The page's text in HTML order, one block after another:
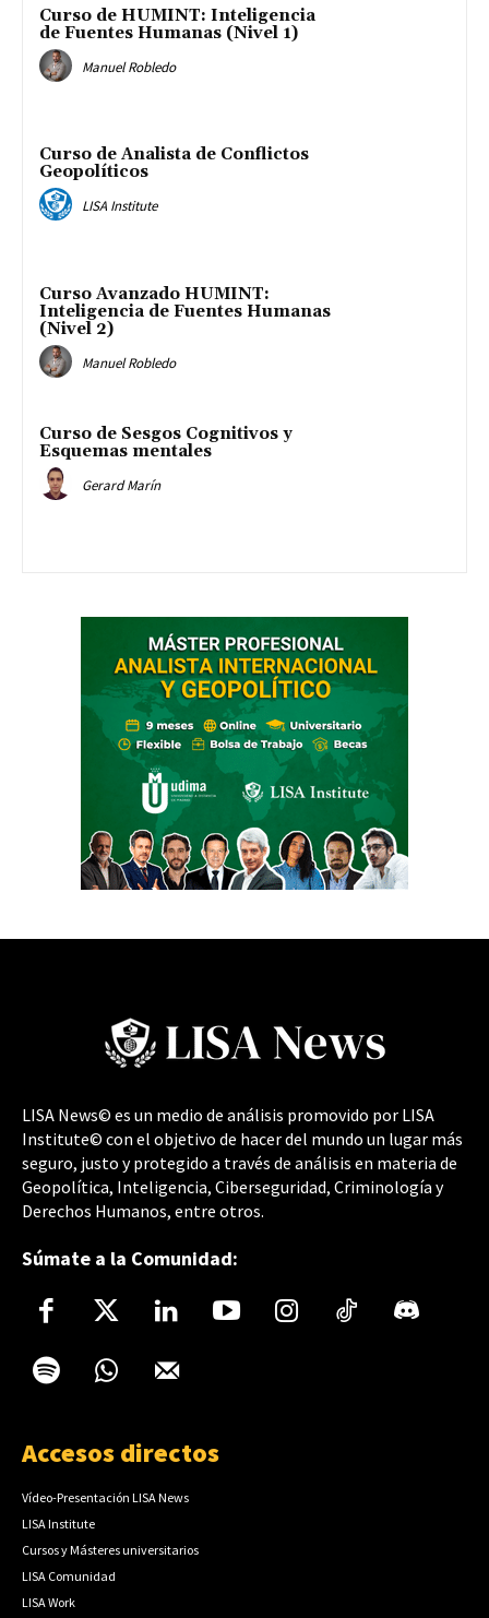
Curso de HUMINT: Inteligencia
de Fuentes Humanas (Nivel 1)
Manuel Robledo
Curso de Analista de Conflictos
Geopolíticos
LISA Institute
Curso Avanzado HUMINT:
Inteligencia de Fuentes Humanas
(Nivel 2)
Manuel Robledo
Curso de Sesgos Cognitivos y
Esquemas mentales
Gerard Marín
LISA News© es un medio de análisis promovido por LISA
Institute© con el objetivo de hacer del mundo un lugar más
seguro, justo y protegido a través de análisis en materia de
Geopolítica, Inteligencia, Ciberseguridad, Criminología y
Derechos Humanos, entre otros.
Súmate a la Comunidad:
Accesos directos
Vídeo-Presentación LISA News
LISA Institute
Cursos y Másteres universitarios
LISA Comunidad
LISA Work